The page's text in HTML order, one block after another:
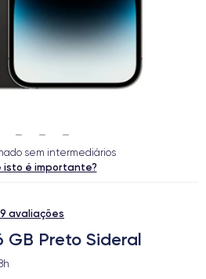
sem intermediários
isto é importante?
avaliações
GB Preto Sideral